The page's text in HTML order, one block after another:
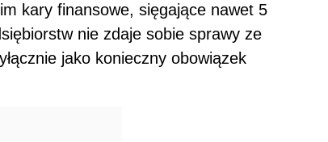
kary finansowe, sięgające nawet 5
nie zdaje sobie sprawy ze
jako konieczny obowiązek